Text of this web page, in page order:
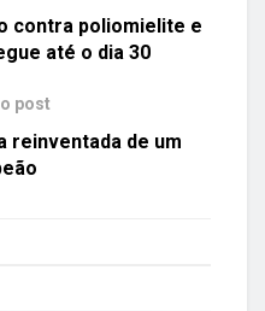
contra poliomielite e
até o dia 30
post
reinventada de um